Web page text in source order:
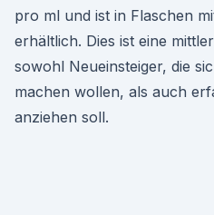
pro ml und ist in Flaschen
erhältlich. Dies ist eine
sowohl Neueinsteiger, die
machen wollen, als auch
anziehen soll.